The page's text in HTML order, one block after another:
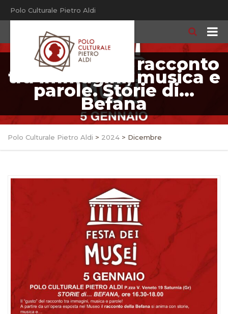
Polo Culturale Pietro Aldi
Il “gusto” del racconto
tra immagini, musica e
parole. Storie di…
Befana
Polo Culturale Pietro Aldi > 2024 > Dicembre